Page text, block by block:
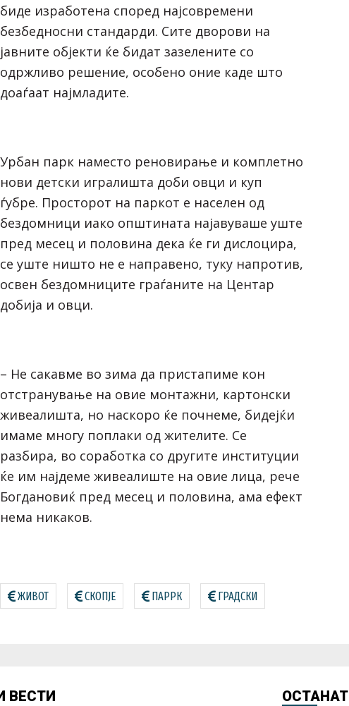
биде изработена според најсовремени
безбедносни стандарди. Сите дворови на
јавните објекти ќе бидат зазелените со
одржливо решение, особено оние каде што
доаѓаат најмладите.
Урбан парк наместо реновирање и комплетно
нови детски игралишта доби овци и куп
ѓубре. Просторот на паркот е населен од
бездомници иако општината најавуваше уште
пред месец и половина дека ќе ги дислоцира,
се уште ништо не е направено, туку напротив,
освен бездомниците граѓаните на Центар
добија и овци.
– Не сакавме во зима да пристапиме кон
отстранување на овие монтажни, картонски
живеалишта, но наскоро ќе почнеме, бидејќи
имаме многу поплаки од жителите. Се
разбира, во соработка со другите институции
ќе им најдеме живеалиште на овие лица, рече
Богдановиќ пред месец и половина, ама ефект
нема никаков.
ЖИВОТ СКОПЈЕ ПАРРК ГРАДСКИ
ВЕСТИ